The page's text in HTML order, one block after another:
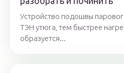
Устройство подошвы
ТЭН утюга, тем быстрее
образуется...